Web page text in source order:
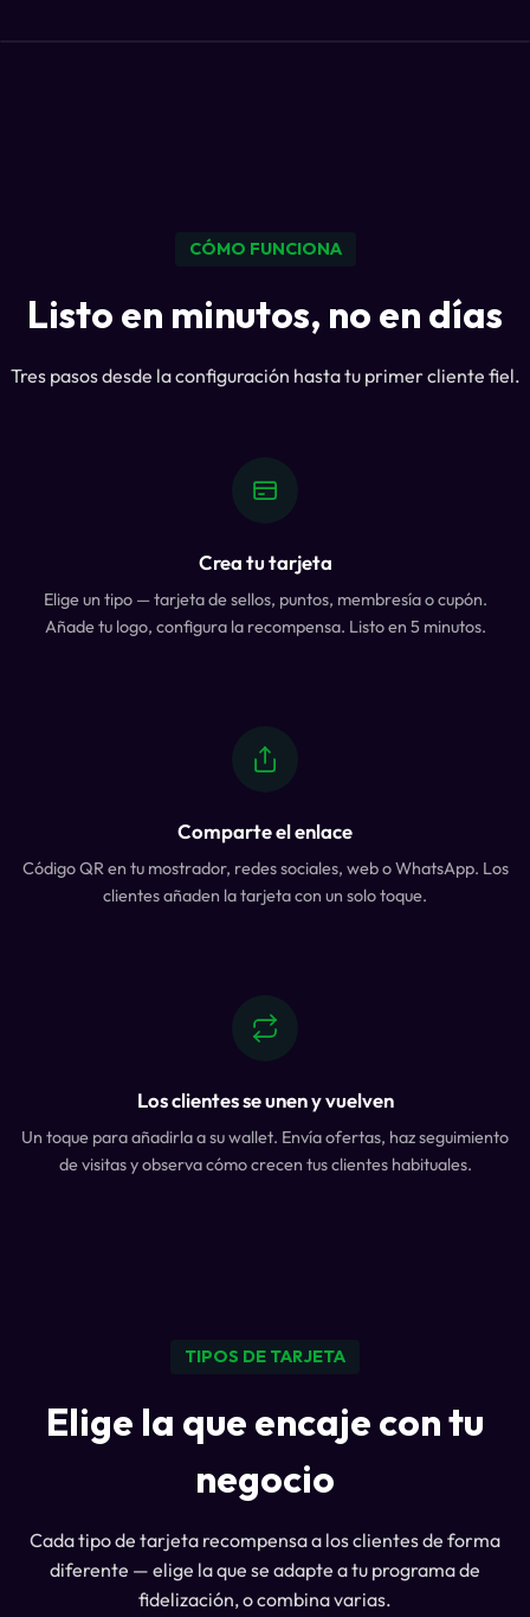
CÓMO FUNCIONA
Listo en minutos, no en días
Tres pasos desde la configuración hasta tu primer cliente fiel.
Crea tu tarjeta
Elige un tipo — tarjeta de sellos, puntos, membresía o cupón.
Añade tu logo, configura la recompensa. Listo en 5 minutos.
Comparte el enlace
Código QR en tu mostrador, redes sociales, web o WhatsApp. Los
clientes añaden la tarjeta con un solo toque.
Los clientes se unen y vuelven
Un toque para añadirla a su wallet. Envía ofertas, haz seguimiento
de visitas y observa cómo crecen tus clientes habituales.
TIPOS DE TARJETA
Elige la que encaje con tu
negocio
Cada tipo de tarjeta recompensa a los clientes de forma
diferente — elige la que se adapte a tu programa de
fidelización, o combina varias.